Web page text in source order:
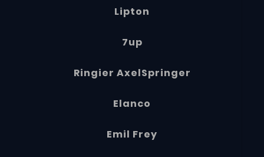
Lipton
7up
Ringier AxelSpringer
Elanco
Emil Frey